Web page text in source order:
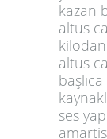
kazan
altus
altus
ses